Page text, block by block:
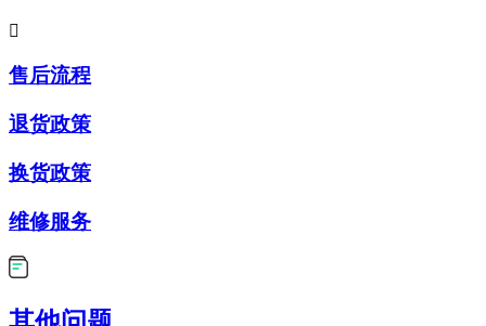

售后流程
退货政策
换货政策
维修服务